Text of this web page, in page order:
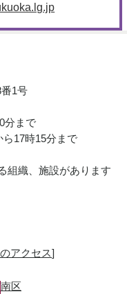
1号
分まで
17時15分まで
組織、施設があります
アクセス]
南区